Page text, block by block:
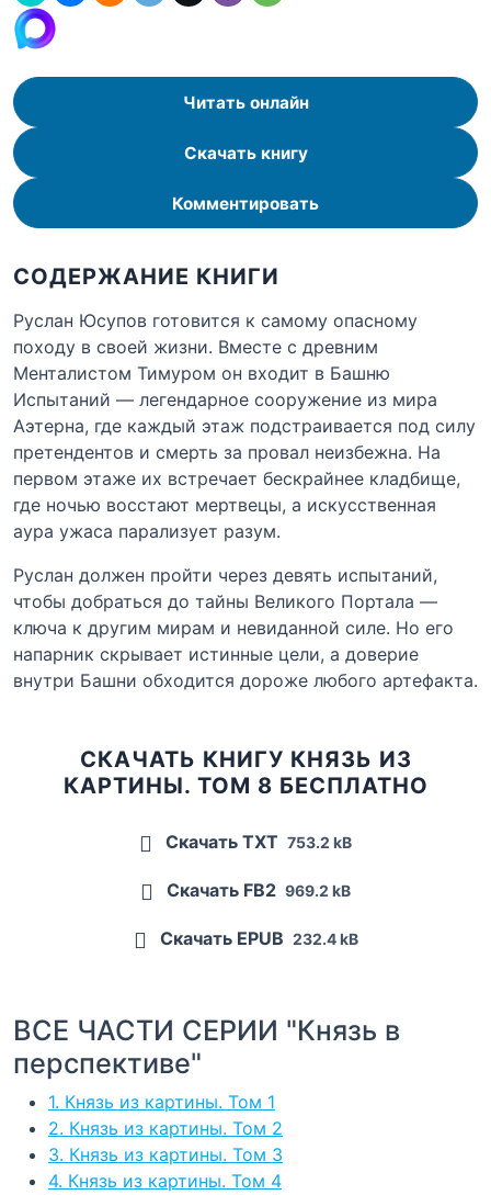
Читать онлайн
Скачать книгу
Комментировать
СОДЕРЖАНИЕ КНИГИ
Руслан Юсупов готовится к самому опасному
походу в своей жизни. Вместе с древним
Менталистом Тимуром он входит в Башню
Испытаний — легендарное сооружение из мира
Аэтерна, где каждый этаж подстраивается под силу
претендентов и смерть за провал неизбежна. На
первом этаже их встречает бескрайнее кладбище,
где ночью восстают мертвецы, а искусственная
аура ужаса парализует разум.
Руслан должен пройти через девять испытаний,
чтобы добраться до тайны Великого Портала —
ключа к другим мирам и невиданной силе. Но его
напарник скрывает истинные цели, а доверие
внутри Башни обходится дороже любого артефакта.
СКАЧАТЬ КНИГУ КНЯЗЬ ИЗ
КАРТИНЫ. ТОМ 8 БЕСПЛАТНО
Скачать TXT 753.2 kB
Скачать FB2 969.2 kB
Скачать EPUB 232.4 kB
ВСЕ ЧАСТИ СЕРИИ "Князь в
перспективе"
1. Князь из картины. Том 1
2. Князь из картины. Том 2
3. Князь из картины. Том 3
4. Князь из картины. Том 4